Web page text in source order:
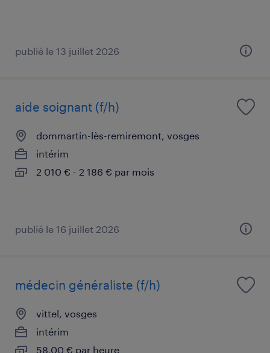
publié le 13 juillet 2026
aide soignant (f/h)
dommartin-lès-remiremont, vosges
intérim
2 010 € - 2 186 € par mois
publié le 16 juillet 2026
médecin généraliste (f/h)
vittel, vosges
intérim
58,00 € par heure